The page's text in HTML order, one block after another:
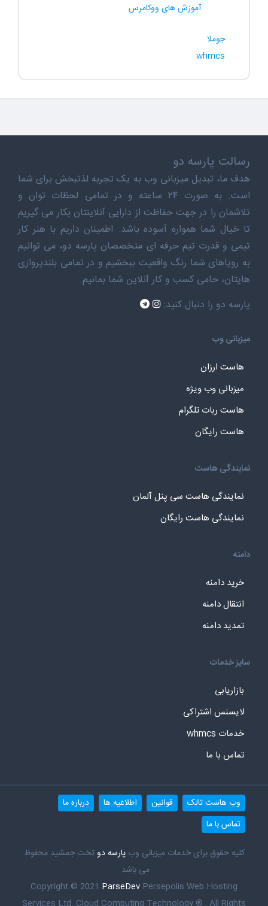
آموزش های ووکامرس
جوملا
whmcs
رسالت پارسه دو
هدف ما، تبدیل میزبانی وب به یک تجربه لذتبخش برای شما
است. به صورت ۲۴ ساعته و در تمامی لحظات توان و
تلاشمان را در جهت حفاظت از دارایی آنلاینتان بکار می گیریم
تا خیال شما همواره آسوده باشد. اطمینان داریم با هنر کار
تیمی و قدرت تیم حرفه ای متخصصان پارسه دو، می توانیم
به رویاهای شما رنگ واقعیت ببخشیم و در تمامی بلندپروازی
هایتان، حامی کسب و کار آنلاین شما بمانیم.
پارسه دو را دنبال کنید:
میزبانی وب
هاست ارزان
میزبانی وب ویژه
هاست ربات تلگرام
هاست رایگان
نمایندگی هاست
نمایندگی هاست سی پنل آلمان
نمایندگی هاست رایگان
دامنه
خرید دامنه
انتقال دامنه
تمدید دامنه
سایز خدمات
بازاریابی
لایسنس اشتراکی
خدمات whmcs
تماس با ما
وب هاست تالک قوانین اطلاعیه ها
درباره ما
تماس با ما
کلیه حقوق برای خدمات میزبانی وبپارسه دو تخت جمشید محفوظ
می باشد.
Copyright © 2021 ParseDev Persepolis Web Hosting